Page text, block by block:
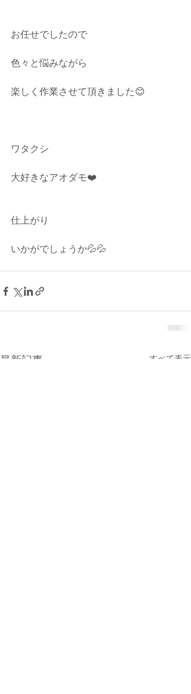
お任せでしたので
色々と悩みながら
楽しく作業させて頂きました😊
ワタクシ
大好きなアオダモ❤️
仕上がり
いかがでしょうか💦💦
最新記事 すべて表示